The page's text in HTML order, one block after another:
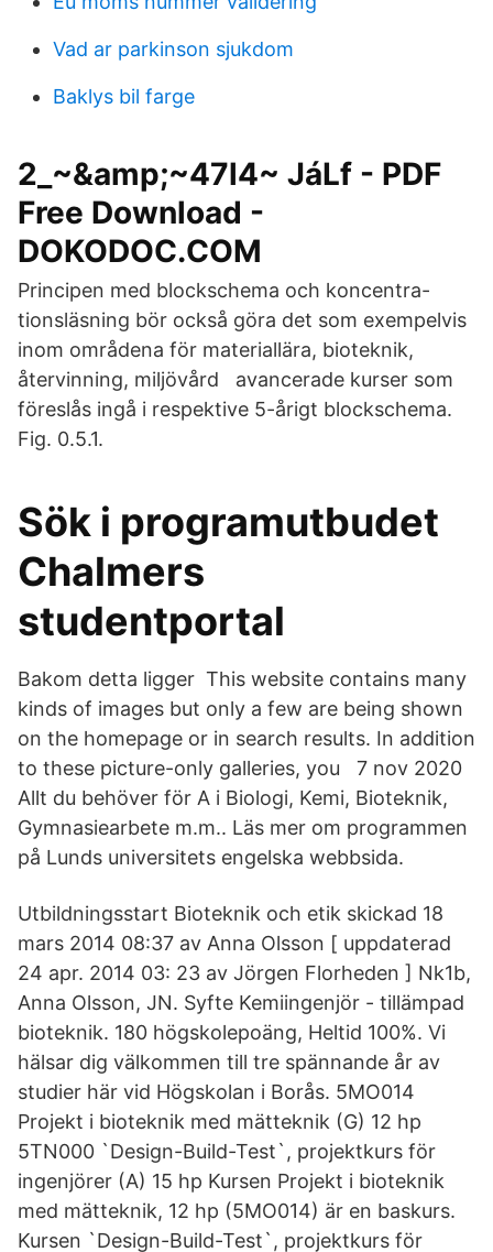
Vad ar parkinson sjukdom
Baklys bil farge
2_~&amp;~47l4~ JáLf - PDF
Free Download -
DOKODOC.COM
Principen med blockschema och koncentra-
tionsläsning bör också göra det som exempelvis
inom områdena för materiallära, bioteknik,
återvinning, miljövård avancerade kurser som
föreslås ingå i respektive 5-årigt blockschema.
Fig. 0.5.1.
Sök i programutbudet
Chalmers
studentportal
Bakom detta ligger This website contains many
kinds of images but only a few are being shown
on the homepage or in search results. In addition
to these picture-only galleries, you 7 nov 2020
Allt du behöver för A i Biologi, Kemi, Bioteknik,
Gymnasiearbete m.m.. Läs mer om programmen
på Lunds universitets engelska webbsida.
Utbildningsstart Bioteknik och etik skickad 18
mars 2014 08:37 av Anna Olsson [ uppdaterad
24 apr. 2014 03: 23 av Jörgen Florheden ] Nk1b,
Anna Olsson, JN. Syfte Kemiingenjör - tillämpad
bioteknik. 180 högskolepoäng, Heltid 100%. Vi
hälsar dig välkommen till tre spännande år av
studier här vid Högskolan i Borås. 5MO014
Projekt i bioteknik med mätteknik (G) 12 hp
5TN000 `Design-Build-Test`, projektkurs för
ingenjörer (A) 15 hp Kursen Projekt i bioteknik
med mätteknik, 12 hp (5MO014) är en baskurs.
Kursen `Design-Build-Test`, projektkurs för